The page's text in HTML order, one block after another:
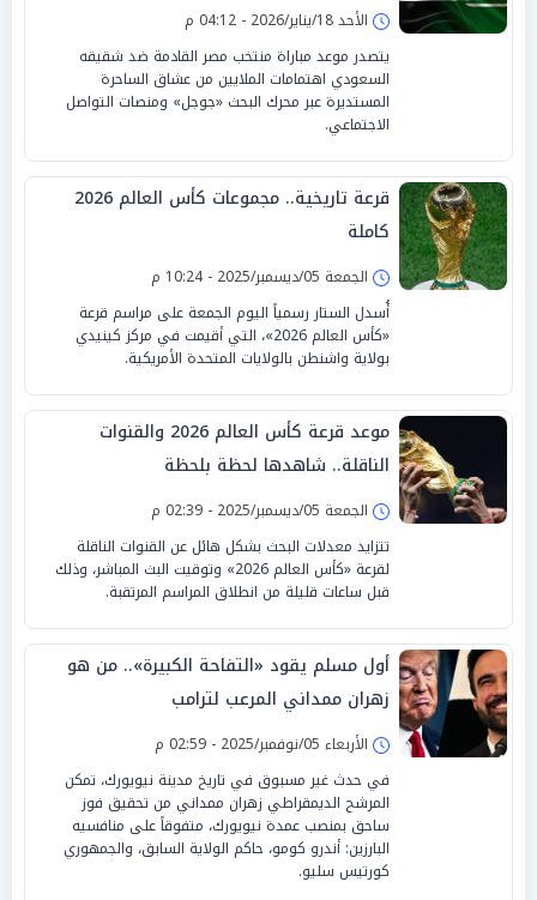
الأحد 18/يناير/2026 - 04:12 م
يتصدر موعد مباراة منتخب مصر القادمة ضد شقيقه
السعودي اهتمامات الملايين من عشاق الساحرة
المستديرة عبر محرك البحث «جوجل» ومنصات التواصل
الاجتماعي.
قرعة تاريخية.. مجموعات كأس العالم 2026
كاملة
الجمعة 05/ديسمبر/2025 - 10:24 م
أُسدل الستار رسمياً اليوم الجمعة على مراسم قرعة
«كأس العالم 2026»، التي أقيمت في مركز كينيدي
بولاية واشنطن بالولايات المتحدة الأمريكية.
موعد قرعة كأس العالم 2026 والقنوات
الناقلة.. شاهدها لحظة بلحظة
الجمعة 05/ديسمبر/2025 - 02:39 م
تتزايد معدلات البحث بشكل هائل عن القنوات الناقلة
لقرعة «كأس العالم 2026» وتوقيت البث المباشر، وذلك
قبل ساعات قليلة من انطلاق المراسم المرتقبة.
أول مسلم يقود «التفاحة الكبيرة».. من هو
زهران ممداني المرعب لترامب
الأربعاء 05/نوفمبر/2025 - 02:59 م
في حدث غير مسبوق في تاريخ مدينة نيويورك، تمكن
المرشح الديمقراطي زهران ممداني من تحقيق فوز
ساحق بمنصب عمدة نيويورك، متفوقاً على منافسيه
البارزين: أندرو كومو، حاكم الولاية السابق، والجمهوري
كورتيس سليو.